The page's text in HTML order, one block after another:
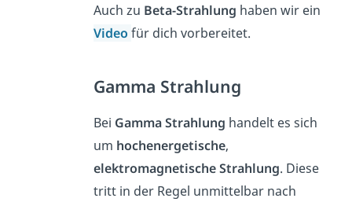
Auch zu Beta-Strahlung haben wir ein
Videofür dich vorbereitet.
Gamma Strahlung
Bei Gamma Strahlung handelt es sich
um hochenergetische,
elektromagnetische Strahlung. Diese
tritt in der Regel unmittelbar nach